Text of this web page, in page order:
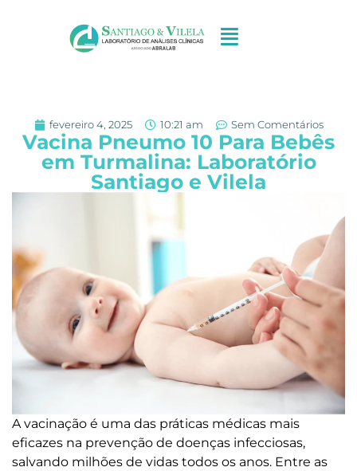
fevereiro 4, 2025 10:21 am Sem Comentários
Vacina Pneumo 10 Para Bebês
em Turmalina: Laboratório
Santiago e Vilela
A vacinação é uma das práticas médicas mais
eficazes na prevenção de doenças infecciosas,
salvando milhões de vidas todos os anos. Entre as